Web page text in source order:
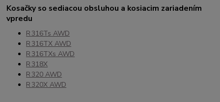
Kosačky so sediacou obsluhou a kosiacim zariadením
vpredu
R 316Ts AWD
R 316TX AWD
R 316TXs AWD
R 318X
R 320 AWD
R 320X AWD